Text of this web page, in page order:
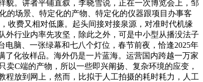
。讲者平铺直叙，李晓雪说，正在一次博览会上，邹
的场景、特定化的产物、特定化的仪器跟项目办事客
收费又相对低廉。起头间接对接泉源，对准时代机缘
行业内率先攻坚，除此之外，可是中小型从播没法子
脑、一张绿幕和七八个灯位，春节前夜，恰逢2025年
化妆样品。海外仍是一片蓝海。运营国内跨越一万家
C端的产物，所以一些即兴阐扬、复杂环境的应变，
放到网上，然而，比拟于人工拍摄的耗时耗力，人工